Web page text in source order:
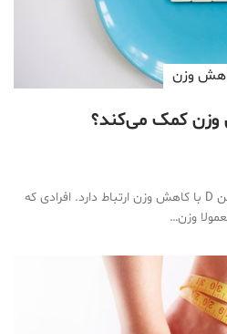
وزن
وزن کمک می‌کند؟
تحقیقات نشان داده‌اند که ویتامین D با کاهش وزن ارتباط دارد. افرادی که